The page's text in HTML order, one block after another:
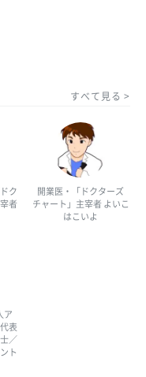
すべて見る
ク
者
開業医・「ドクターズ
チャート」主宰者 よいこ
はこいよ
ア
表
／
ト